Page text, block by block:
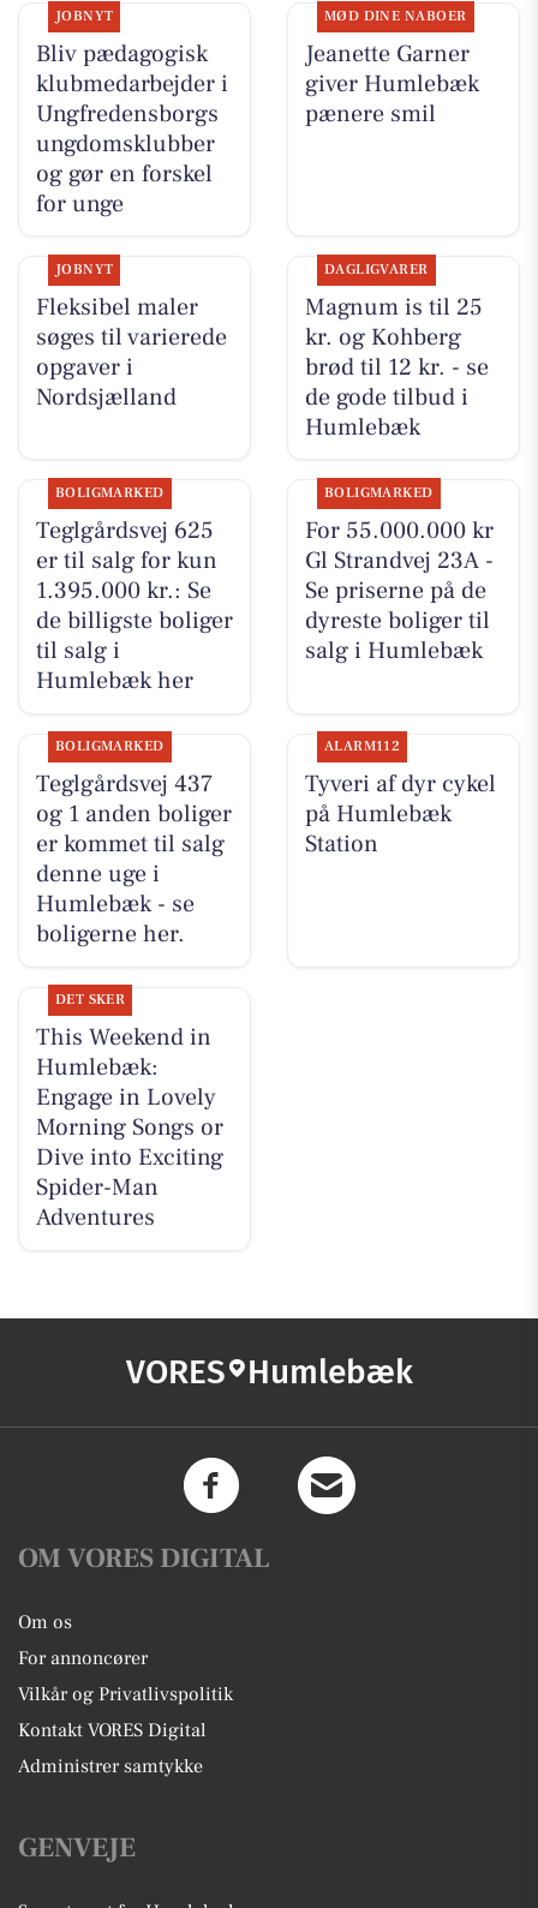
JOBNYT
Bliv pædagogisk
klubmedarbejder i
Ungfredensborgs
ungdomsklubber
og gør en forskel
for unge
MØD DINE NABOER
Jeanette Garner
giver Humlebæk
pænere smil
JOBNYT
Fleksibel maler
søges til varierede
opgaver i
Nordsjælland
DAGLIGVARER
Magnum is til 25
kr. og Kohberg
brød til 12 kr. - se
de gode tilbud i
Humlebæk
BOLIGMARKED
Teglgårdsvej 625
er til salg for kun
1.395.000 kr.: Se
de billigste boliger
til salg i
Humlebæk her
BOLIGMARKED
For 55.000.000 kr
Gl Strandvej 23A -
Se priserne på de
dyreste boliger til
salg i Humlebæk
BOLIGMARKED
Teglgårdsvej 437
og 1 anden boliger
er kommet til salg
denne uge i
Humlebæk - se
boligerne her.
ALARM112
Tyveri af dyr cykel
på Humlebæk
Station
DET SKER
This Weekend in
Humlebæk:
Engage in Lovely
Morning Songs or
Dive into Exciting
Spider-Man
Adventures
VORES Humlebæk
OM VORES DIGITAL
Om os
For annoncører
Vilkår og Privatlivspolitik
Kontakt VORES Digital
Administrer samtykke
GENVEJE